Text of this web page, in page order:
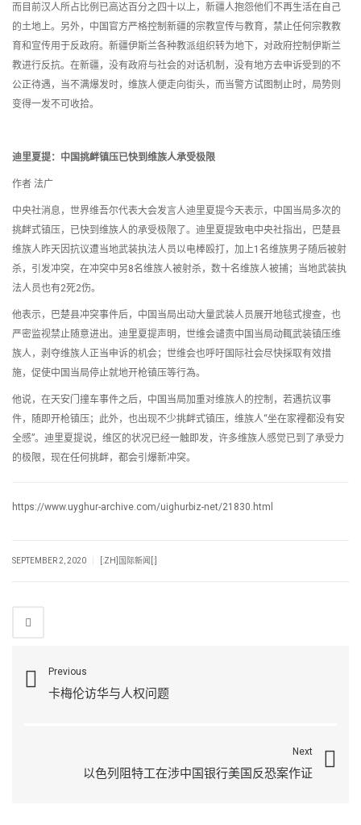
而目前汉人所占比例已高达百分之四十以上，新疆人抱怨他们不再生活在自己
的土地上。另外，中国官方严格控制新疆的宗教宣传与教育，禁止任何宗教教
育和宣传用于反政府。新疆伊斯兰各种教派组织转为地下，对政府控制伊斯兰
教进行反抗。在新疆，没有政府与社会的对话机制，没有地方去申诉受到的不
公正待遇，当不满爆发时，维族人便走向街头，而当警方试图制止时，局势则
变得一发不可收拾。
迪里夏提：中国挑衅镇压已快到维族人承受极限
作者 法广
中央社消息，世界维吾尔代表大会发言人迪里夏提今天表示，中国当局多次的
挑衅式镇压，已快到维族人的承受极限了。迪里夏提致电中央社指出，巴楚县
维族人昨天因抗议遭当地武装执法人员以电棒殴打，加上1名维族男子随后被射
杀，引发冲突，在冲突中另8名维族人被射杀，数十名维族人被捕；当地武装执
法人员也有2死2伤。
他表示，巴楚县冲突事件后，中国当局出动大量武装人员展开地毯式搜查，也
严密监视禁止随意进出。迪里夏提声明，世维会谴责中国当局动輒武装镇压维
族人，剥夺维族人正当申诉的机会；世维会也呼吁国际社会尽快採取有效措
施，促使中国当局停止就地开枪镇压等行為。
他说，在天安门撞车事件之后，中国当局加重对维族人的控制，若遇抗议事
件，随即开枪镇压；此外，也出现不少挑衅式镇压，维族人“坐在家裡都没有安
全感”。迪里夏提说，维区的状况已经一触即发，许多维族人感觉已到了承受力
的极限，现在任何挑衅，都会引爆新冲突。
https://www.uyghur-archive.com/uighurbiz-net/21830.html
SEPTEMBER 2, 2020 [:ZH]国际新闻[:]
Previous
卡梅伦访华与人权问题
Next
以色列阻特工在涉中国银行美国反恐案作证